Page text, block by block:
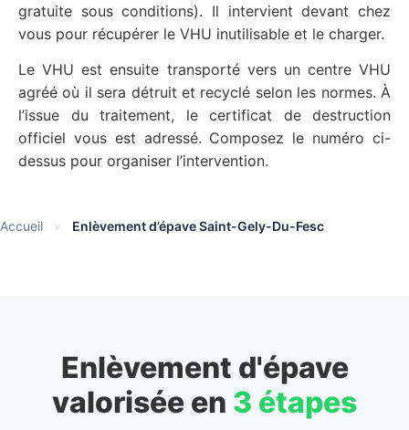
gratuite sous conditions). Il intervient devant chez
vous pour récupérer le VHU inutilisable et le charger.
Le VHU est ensuite transporté vers un centre VHU
agréé où il sera détruit et recyclé selon les normes. À
l’issue du traitement, le certificat de destruction
officiel vous est adressé. Composez le numéro ci-
dessus pour organiser l’intervention.
Accueil » Enlèvement d’épave Saint-Gely-Du-Fesc
Enlèvement d'épave
valorisée en 3 étapes